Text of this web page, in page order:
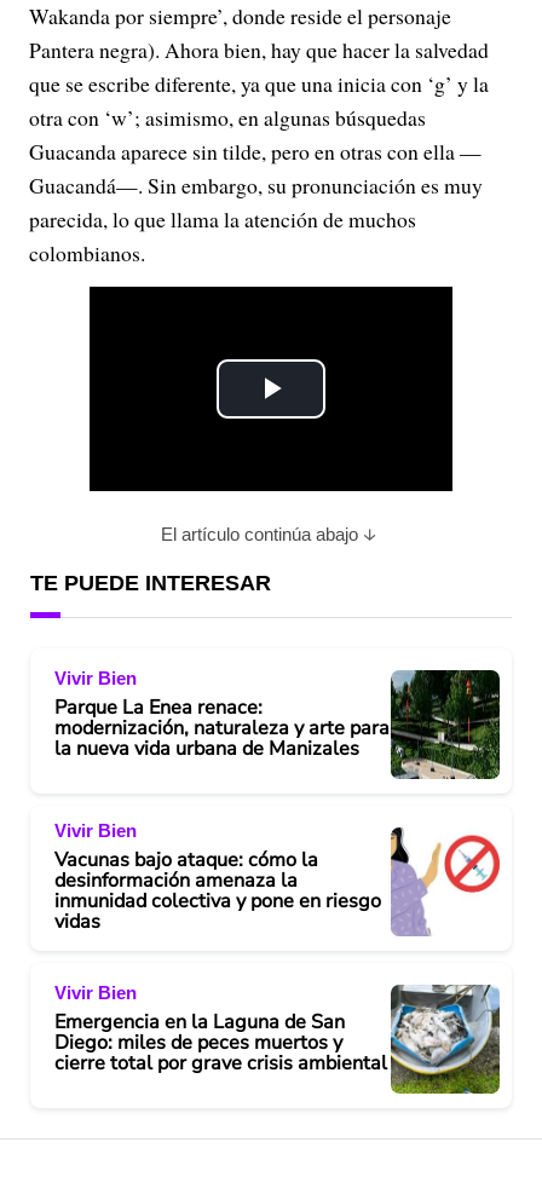
Wakanda por siempre’, donde reside el personaje
Pantera negra). Ahora bien, hay que hacer la salvedad
que se escribe diferente, ya que una inicia con ‘g’ y la
otra con ‘w’; asimismo, en algunas búsquedas
Guacanda aparece sin tilde, pero en otras con ella —
Guacandá—. Sin embargo, su pronunciación es muy
parecida, lo que llama la atención de muchos
colombianos.
P
a
d
o
El artículo continúa abajo
TE PUEDE INTERESAR
Vivir Bien
Parque La Enea renace:
modernización, naturaleza y arte para
la nueva vida urbana de Manizales
Vivir Bien
Vacunas bajo ataque: cómo la
desinformación amenaza la
inmunidad colectiva y pone en riesgo
vidas
Vivir Bien
Emergencia en la Laguna de San
Diego: miles de peces muertos y
cierre total por grave crisis ambiental